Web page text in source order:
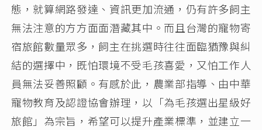
態，就算網路發達、資訊更加流通，仍有許多飼主
無法注意的方方面面潛藏其中。而且台灣的寵物寄
宿旅館數量眾多，飼主在挑選時往往面臨猶豫與糾
結的選擇中，既怕環境不受毛孩喜愛，又怕工作人
員無法妥善照顧。有感於此，農業部指導、由中華
寵物教育及認證協會辦理，以「為毛孩選出星級好
旅館」為宗旨，希望可以提升產業標準，並建立一